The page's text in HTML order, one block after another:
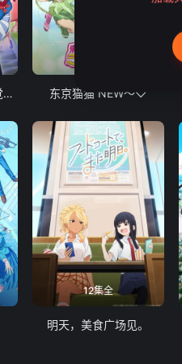
真・进化果 实不知不觉踏上胜利的人生 东京猫猫 NEW～♡
12集全
明天，美食广场见。